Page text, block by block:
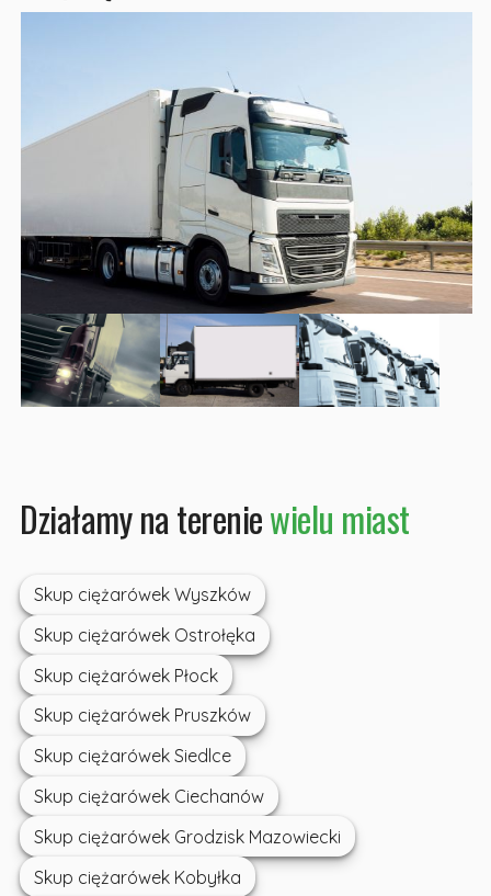
Działamy na tereniewielu miast
Skup ciężarówek Wyszków
Skup ciężarówek Ostrołęka
Skup ciężarówek Płock
Skup ciężarówek Pruszków
Skup ciężarówek Siedlce
Skup ciężarówek Ciechanów
Skup ciężarówek Grodzisk Mazowiecki
Skup ciężarówek Kobyłka